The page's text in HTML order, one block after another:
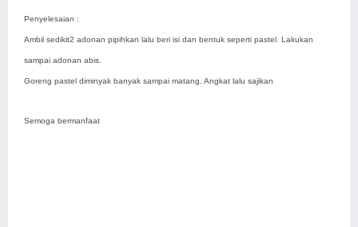
Penyelesaian :
Ambil sedikit2 adonan pipihkan lalu beri isi dan bentuk seperti pastel. Lakukan
sampai adonan abis.
Goreng pastel diminyak banyak sampai matang. Angkat lalu sajikan
Semoga bermanfaat